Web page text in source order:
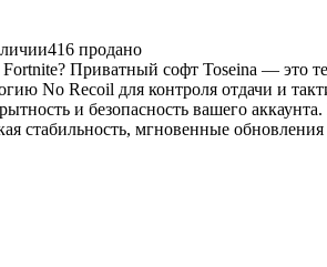
416 продано
Приватный софт Toseina — это
No Recoil для контроля отдачи и
и безопасность вашего
стабильность, мгновенные